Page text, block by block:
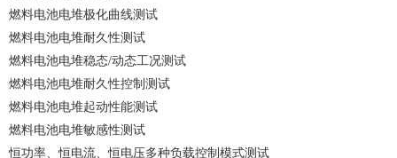
燃料电池电堆极化曲线测试
燃料电池电堆耐久性测试
燃料电池电堆稳态/动态工况测试
燃料电池电堆耐久性控制测试
燃料电池电堆起动性能测试
燃料电池电堆敏感性测试
恒功率、恒电流、恒电压多种负载控制模式测试